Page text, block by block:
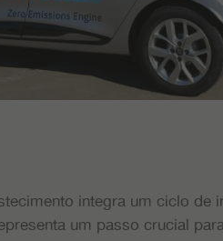
integra um ciclo
um passo crucial